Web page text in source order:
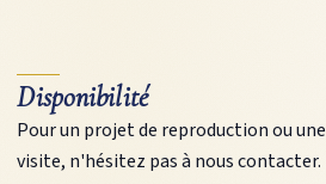
Disponibilité
Pour un projet de reproduction ou une
visite, n'hésitez pas à nous contacter.